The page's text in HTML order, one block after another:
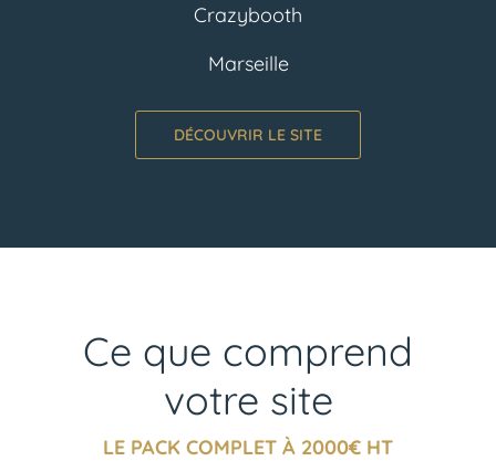
Crazybooth
Marseille
DÉCOUVRIR LE SITE
Ce que comprend
votre site
LE PACK COMPLET À 2000€ HT